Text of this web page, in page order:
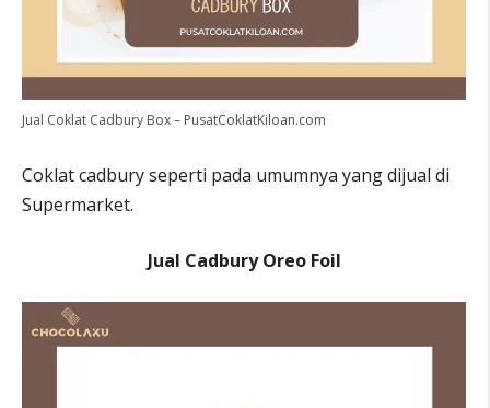
Jual Coklat Cadbury Box – PusatCoklatKiloan.com
Coklat cadbury seperti pada umumnya yang dijual di
Supermarket.
Jual Cadbury Oreo Foil